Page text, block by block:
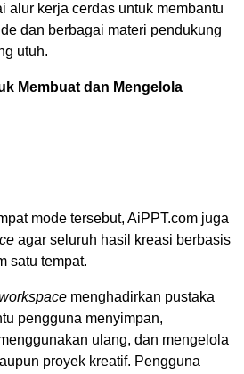
alur kerja cerdas untuk membantu
dan berbagai materi pendukung
utuh.
Membuat dan Mengelola
mode tersebut, AiPPT.com juga
agar seluruh hasil kreasi berbasis
satu tempat.
menghadirkan pustaka
pengguna menyimpan,
ulang, dan mengelola
proyek kreatif. Pengguna